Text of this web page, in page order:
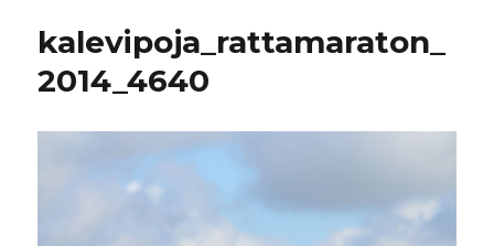
kalevipoja_rattamaraton_
2014_4640